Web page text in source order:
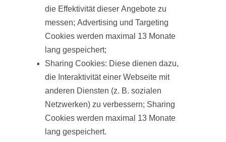
die Effektivität dieser Angebote zu
messen; Advertising und Targeting
Cookies werden maximal 13 Monate
lang gespeichert;
Sharing Cookies: Diese dienen dazu,
die Interaktivität einer Webseite mit
anderen Diensten (z. B. sozialen
Netzwerken) zu verbessern; Sharing
Cookies werden maximal 13 Monate
lang gespeichert.